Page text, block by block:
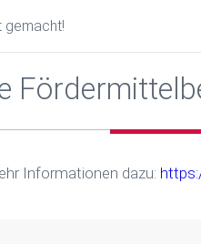
Informationen dazu: